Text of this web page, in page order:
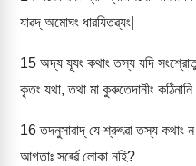
যাৱদ্ অমোঘং ধারযিতৱ্যং|
15 অদ্য যূযং কথাং তস্য যদি
কৃতং যথা, তথা মা কুরুতেদানীং
16তদনুসারাদ্ যে শ্রুৎৱা তস্য কথাং
আগতাঃ সর্ৱ্ৱে লোকা নহি?